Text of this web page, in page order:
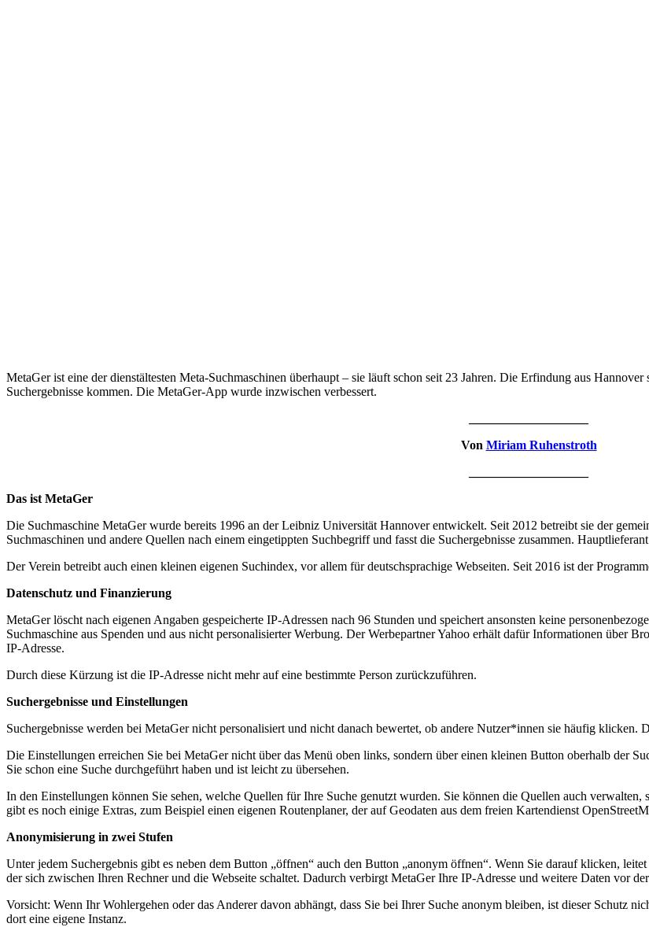
MetaGer ist eine der dienstältesten Meta-Suchmaschinen überhaupt – sie läuft schon seit 23 Jahren. Die Erfindung aus
Suchergebnisse kommen. Die MetaGer-App wurde inzwischen verbessert.
Von Miriam Ruhenstroth
Das ist MetaGer
Die Suchmaschine MetaGer wurde bereits 1996 an der Leibniz Universität Hannover entwickelt. Seit 2012 betreibt sie der
Suchmaschinen und andere Quellen nach einem eingetippten Suchbegriff und fasst die Suchergebnisse zusammen.
Der Verein betreibt auch einen kleinen eigenen Suchindex, vor allem für deutschsprachige Webseiten. Seit 2016 ist der
Datenschutz und Finanzierung
MetaGer löscht nach eigenen Angaben gespeicherte IP-Adressen nach 96 Stunden und speichert ansonsten keine
Suchmaschine aus Spenden und aus nicht personalisierter Werbung. Der Werbepartner Yahoo erhält dafür Informationen über
IP-Adresse.
Durch diese Kürzung ist die IP-Adresse nicht mehr auf eine bestimmte Person zurückzuführen.
Suchergebnisse und Einstellungen
Suchergebnisse werden bei MetaGer nicht personalisiert und nicht danach bewertet, ob andere Nutzer*innen sie häufig klicken.
Die Einstellungen erreichen Sie bei MetaGer nicht über das Menü oben links, sondern über einen kleinen Button oberhalb der
Sie schon eine Suche durchgeführt haben und ist leicht zu übersehen.
In den Einstellungen können Sie sehen, welche Quellen für Ihre Suche genutzt wurden. Sie können die Quellen auch
gibt es noch einige Extras, zum Beispiel einen eigenen Routenplaner, der auf Geodaten aus dem freien Kartendienst
Anonymisierung in zwei Stufen
Unter jedem Suchergebnis gibt es neben dem Button „öffnen“ auch den Button „anonym öffnen“. Wenn Sie darauf klicken,
der sich zwischen Ihren Rechner und die Webseite schaltet. Dadurch verbirgt MetaGer Ihre IP-Adresse und weitere Daten vor
Vorsicht: Wenn Ihr Wohlergehen oder das Anderer davon abhängt, dass Sie bei Ihrer Suche anonym bleiben, ist dieser Schutz
dort eine eigene Instanz.